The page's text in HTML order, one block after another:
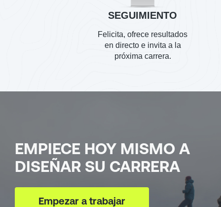
SEGUIMIENTO
Felicita, ofrece resultados
en directo e invita a la
próxima carrera.
EMPIECE HOY MISMO A
DISEÑAR SU CARRERA
Empezar a trabajar